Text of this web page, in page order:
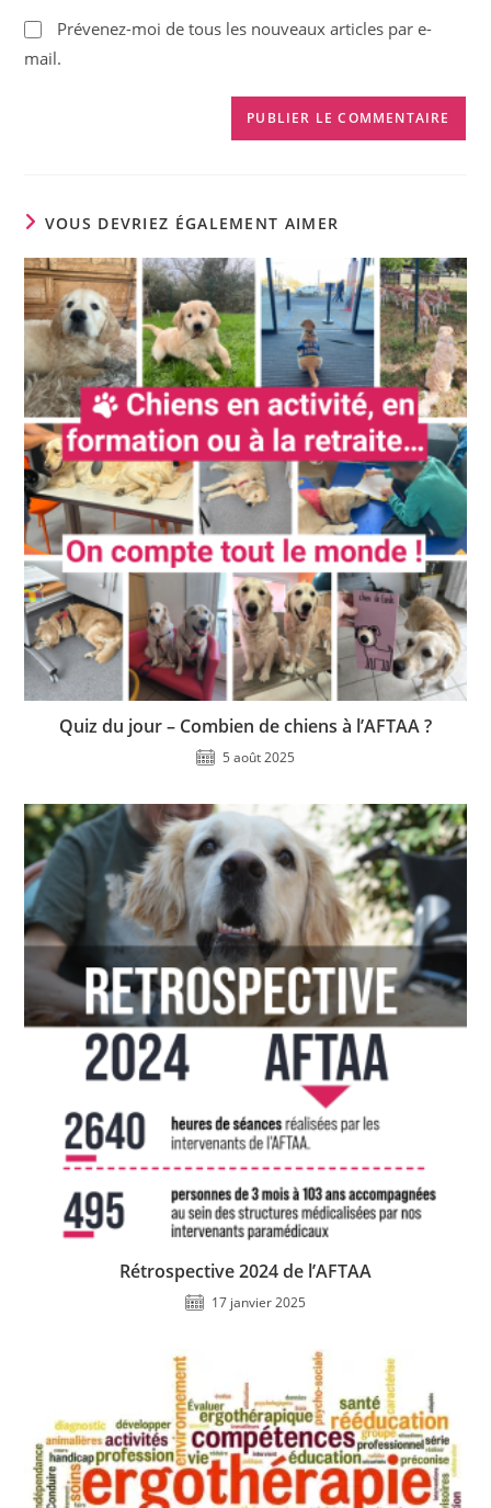
(facultatif)
Prévenez-moi de tous les nouveaux articles par e-
mail.
VOUS DEVRIEZ ÉGALEMENT AIMER
Quiz du jour – Combien de chiens à l’AFTAA ?
5 août 2025
Rétrospective 2024 de l’AFTAA
17 janvier 2025